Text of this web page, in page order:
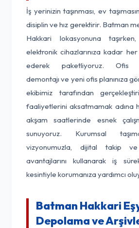
İş yerinizin taşınması, ev
disiplin ve hız gerektirir. Batman
Hakkari lokasyonuna
elektronik cihazlarınıza kadar
ederek paketliyoruz. Ofis
demontajı ve yeni ofis planınıza
ekibimiz tarafından
faaliyetlerini aksatmamak adına
akşam saatlerinde esnek
sunuyoruz. Kurumsal
vizyonumuzla, dijital takip ve
avantajlarını kullanarak iş
kesintiyle korumanıza yardımcı
Batman Hakkari
Depolama ve